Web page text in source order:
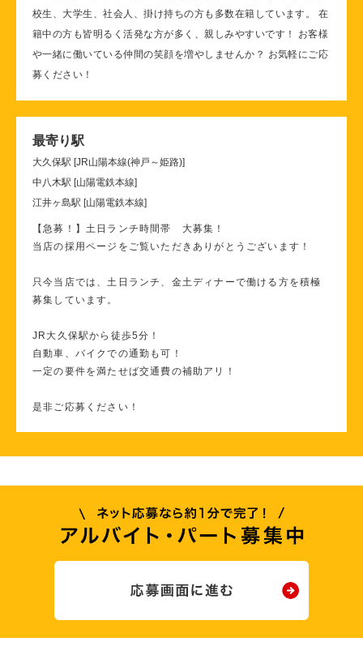
校生、大学生、社会人、掛け持ちの方も多数在籍しています。 在
籍中の方も皆明るく活発な方が多く、親しみやすいです！ お客様
や一緒に働いている仲間の笑顔を増やしませんか？ お気軽にご応
募ください！
最寄り駅
大久保駅 [JR山陽本線(神戸～姫路)]
中八木駅 [山陽電鉄本線]
江井ヶ島駅 [山陽電鉄本線]
【急募！】土日ランチ時間帯 大募集！
当店の採用ページをご覧いただきありがとうございます！
只今当店では、土日ランチ、金土ディナーで働ける方を積極
募集しています。
JR大久保駅から徒歩5分！
自動車、バイクでの通勤も可！
一定の要件を満たせば交通費の補助アリ！
是非ご応募ください！